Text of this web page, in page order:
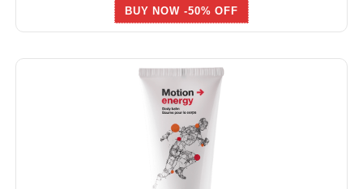
BUY NOW -50% OFF